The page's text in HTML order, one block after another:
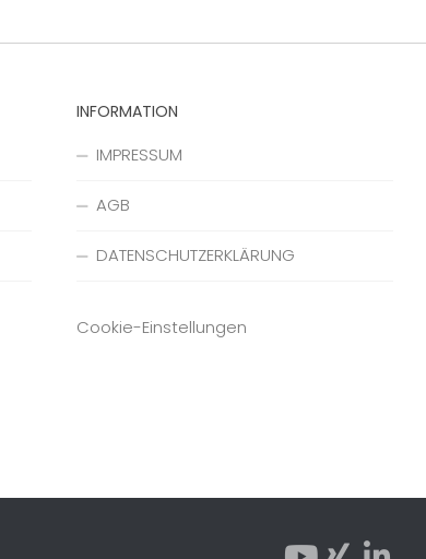
INFORMATION
IMPRESSUM
AGB
DATENSCHUTZERKLÄRUNG
Cookie-Einstellungen